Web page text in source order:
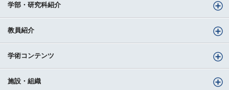
学部・研究科紹介
教員紹介
学術コンテンツ
施設・組織